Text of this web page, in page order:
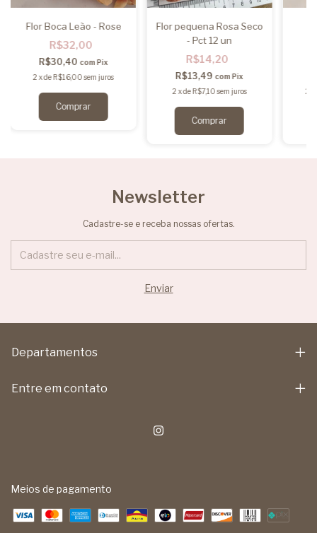
Flor Boca Leão - Rose
R$32,00
R$30,40 com Pix
2 xde R$16,00 sem juros
Flor pequena Rosa Seco
- Pct 12 un
R$14,20
R$13,49com Pix
2 xde R$7,10 sem juros 2
Newsletter
Cadastre-se e receba nossas ofertas.
Departamentos
Entre em contato
Meios de pagamento